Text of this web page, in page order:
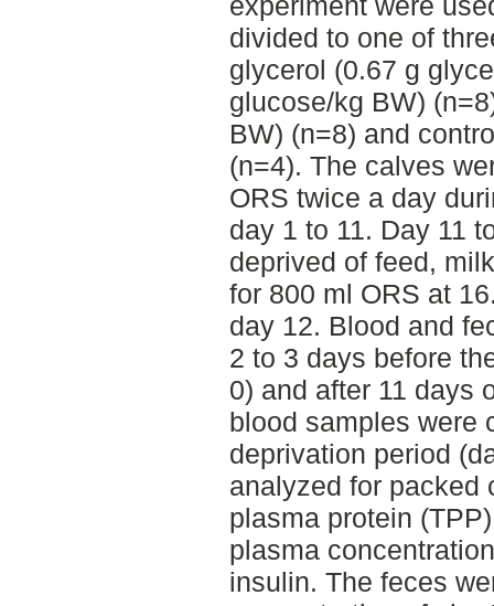
divided to one of
glycerol (0.67 g
glucose/kg BW)
BW) (n=8) and
(n=4). The calves
ORS twice a day
day 1 to 11. Day 11
deprived of feed,
for 800 ml ORS at
day 12. Blood and
2 to 3 days before
0) and after 11 days
blood samples were
deprivation period
analyzed for packed
plasma protein
plasma
insulin. The feces